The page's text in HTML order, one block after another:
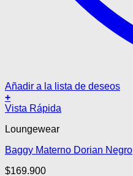
Añadir a la lista de deseos
+
Este
tiene
variantes.
Vista Rápida
Loungewear
Baggy Materno Dorian Negro
$169.900